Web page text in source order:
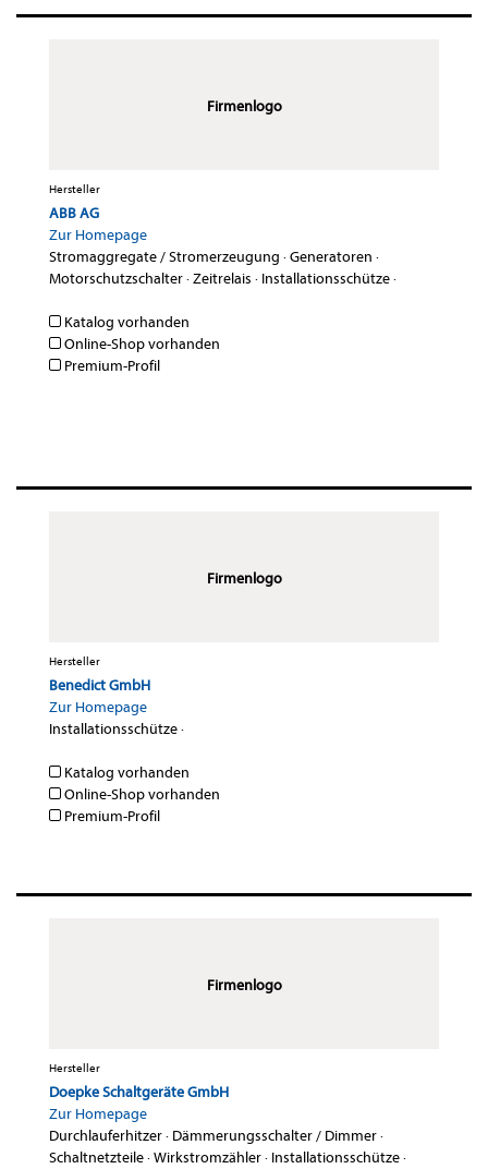
Firmenlogo
Hersteller
ABB AG
Zur Homepage
Stromaggregate / Stromerzeugung ·Generatoren ·
Motorschutzschalter·Zeitrelais · Installationsschütze·
Katalog vorhanden
Online-Shop vorhanden
Premium-Profil
Firmenlogo
Hersteller
Benedict GmbH
Zur Homepage
Installationsschütze·
Katalog vorhanden
Online-Shop vorhanden
Premium-Profil
Firmenlogo
Hersteller
Doepke Schaltgeräte GmbH
Zur Homepage
Durchlauferhitzer· Dämmerungsschalter / Dimmer·
Schaltnetzteile·Wirkstromzähler· Installationsschütze·